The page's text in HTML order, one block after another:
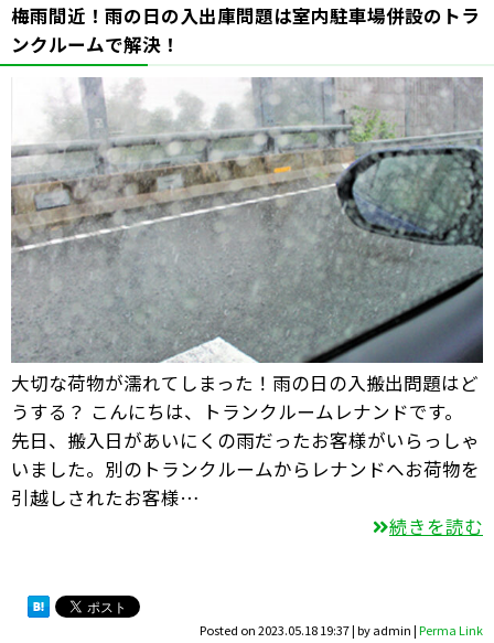
梅雨間近！雨の日の入出庫問題は室内駐車場併設のトラ
ンクルームで解決！
大切な荷物が濡れてしまった！雨の日の入搬出問題はど
うする？ こんにちは、トランクルームレナンドです。
先日、搬入日があいにくの雨だったお客様がいらっしゃ
いました。別のトランクルームからレナンドへお荷物を
引越しされたお客様…
続きを読む
Posted on2023.05.18 19:37|byadmin|Perma Link